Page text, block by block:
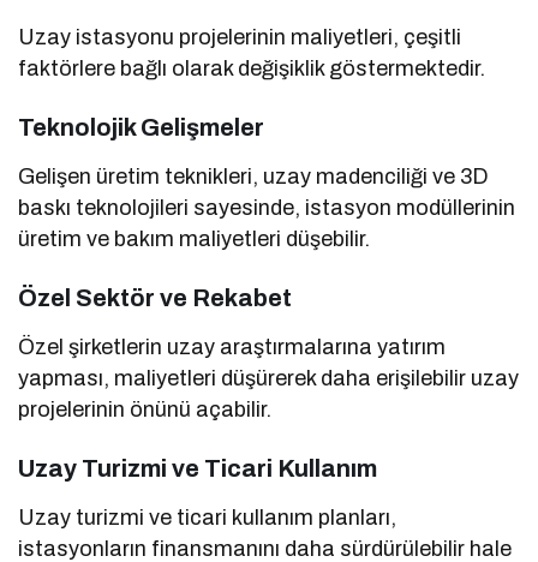
Uzay istasyonu projelerinin maliyetleri, çeşitli
faktörlere bağlı olarak değişiklik göstermektedir.
Teknolojik Gelişmeler
Gelişen üretim teknikleri, uzay madenciliği ve 3D
baskı teknolojileri sayesinde, istasyon modüllerinin
üretim ve bakım maliyetleri düşebilir.
Özel Sektör ve Rekabet
Özel şirketlerin uzay araştırmalarına yatırım
yapması, maliyetleri düşürerek daha erişilebilir uzay
projelerinin önünü açabilir.
Uzay Turizmi ve Ticari Kullanım
Uzay turizmi ve ticari kullanım planları,
istasyonların finansmanını daha sürdürülebilir hale